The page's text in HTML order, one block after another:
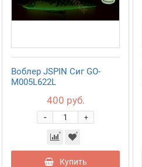
Воблер JSPIN Сиг GO-
M005L622L
400 руб.
+
-
Купить